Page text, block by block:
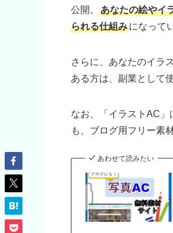
公開。
あなたの絵やイ
られる仕組みになって
さらに、あなたのイラ
ある方は、副業として
なお、「イラストAC」
も、ブログ用フリー素
あわせて読みたい